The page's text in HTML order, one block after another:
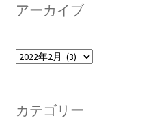
アーカイブ
ア
ブ
カテゴリー